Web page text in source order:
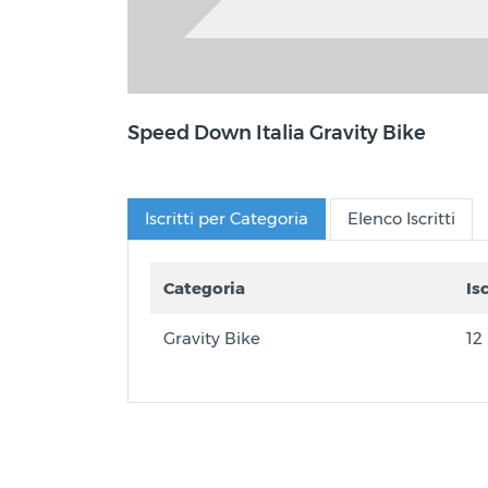
Speed Down Italia Gravity Bike
Iscritti per Categoria Elenco Iscritti
Categoria
Gravity Bike 12